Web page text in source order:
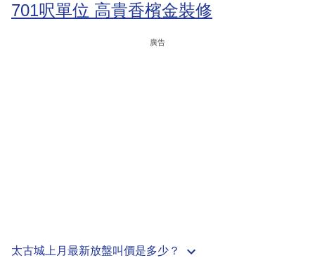
701呎單位 高貴香檳金裝修
廣告
太古城上月最新放盤叫價是多少？